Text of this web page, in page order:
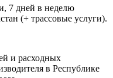
7 дней в неделю
(+ трассовые услуги).
и расходных
в Республике